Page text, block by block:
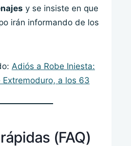
y se insiste en que
irán informando de los
Adiós a Robe Iniesta:
a los 63
(FAQ)